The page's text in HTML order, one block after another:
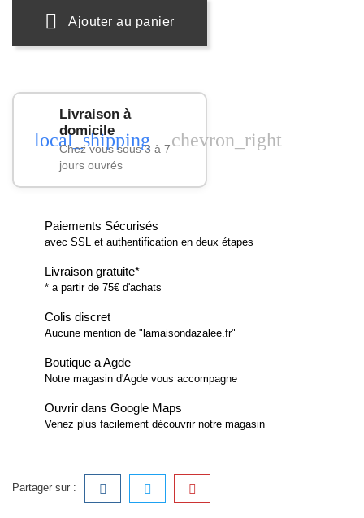
Ajouter au panier
local_shipping
Livraison à
domicile
Chez vous sous 3 à 7
jours ouvrés
chevron_right
Paiements Sécurisés
avec SSL et authentification en deux étapes
Livraison gratuite*
* a partir de 75€ d'achats
Colis discret
Aucune mention de "lamaisondazalee.fr"
Boutique a Agde
Notre magasin d'Agde vous accompagne
Ouvrir dans Google Maps
Venez plus facilement découvrir notre magasin
Partager sur :